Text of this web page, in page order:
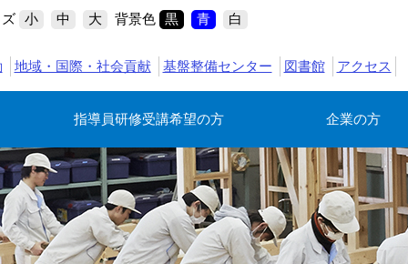
小 中 大 背景色 黒 青 白
地域・国際・社会貢献 基盤整備センター 図書館 アクセス
指導員研修受講希望の方 企業の方